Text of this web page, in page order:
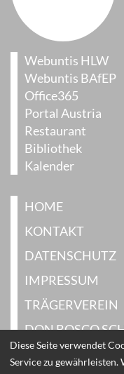
Webuntis HLW
Webuntis BAfEP
Office365
Portal Austria
Restaurant
Bibliothek
Kalender
HOME
KONTAKT
DATENSCHUTZ
IMPRESSUM
TRÄGERVEREIN
DON BOSCO
Diese Seite verwendet
Service zu gewährleisten.